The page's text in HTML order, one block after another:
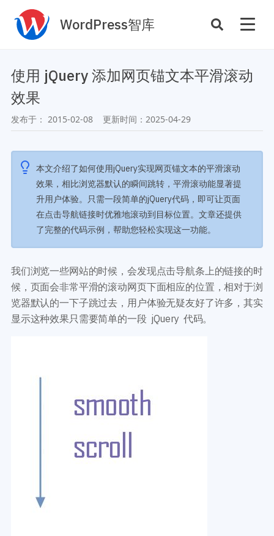
WordPress智库
主机托管 性能优化
案例
主题案例
插件案例
商店
插件商店
资源
主题推荐
插件推荐
开发手册
主题开发手册
插件开发手册
开发教程
主题开发分享
后台开发定制
技术专题
安全增强
性能优化
服务咨询
使用 jQuery 添加网页锚文本平滑滚动
效果
发布于： 2015-02-08 更新时间： 2025-04-29
本文介绍了如何使用jQuery实现网页锚文本的平滑滚动
效果，相比浏览器默认的瞬间跳转，平滑滚动能显著提
升用户体验。只需一段简单的jQuery代码，即可让页面
在点击导航链接时优雅地滚动到目标位置。文章还提供
了完整的代码示例，帮助您轻松实现这一功能。
我们浏览一些网站的时候，会发现点击导航条上的链接的时
候，页面会非常平滑的滚动网页下面相应的位置，相对于浏
览器默认的一下子跳过去，用户体验无疑友好了许多，其实
显示这种效果只需要简单的一段 jQuery 代码。